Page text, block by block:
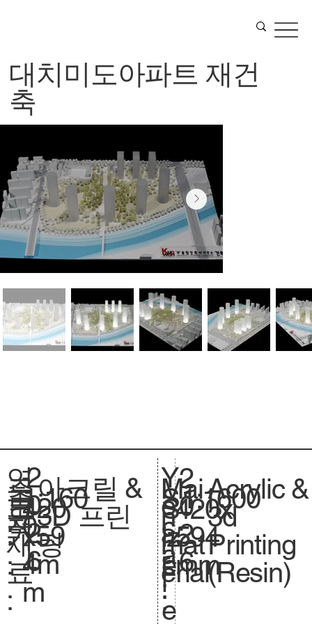
대치미도아파트 재건
축
연
도
:
2
0
2
6
주
요
재
료
:
축
척
.
아크릴 &
3D 프린
팅
1:160
0
크
기
.
420
x59
4m
m
Y
e
a
r
:
Mai
n
mat
erial
:
S
c
a
l
e
S
iz
e.
2
0
2
6
1:1600
420x
594
mm
Acrylic &
3d
Printing
(Resin)